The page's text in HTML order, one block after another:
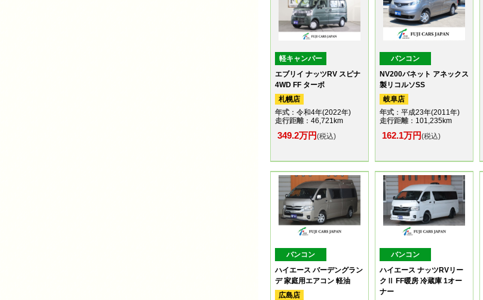
軽キャンパー
エブリイ ナッツRV スピナ
4WD FF ターボ
札幌店
年式：令和4年(2022年)
走行距離：46,721km
349.2万円(税込)
バンコン
NV200バネット アネックス
製リコルソSS
岐阜店
年式：平成23年(2011年)
走行距離：101,235km
162.1万円(税込)
バンコン
ハイエース バーデングラン
デ 家庭用エアコン 軽油
広島店
バンコン
ハイエース ナッツRVリー
クⅡ FF暖房 冷蔵庫 1オー
ナー